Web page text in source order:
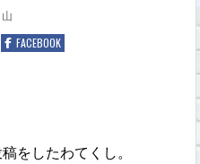
POSTED
IN
山
FACEBOOK
をしたわてくし。